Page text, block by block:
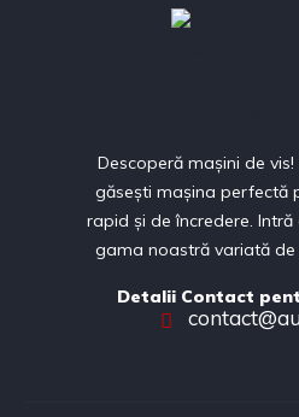
Descoperă mașini de
găsești mașina perfectă
rapid și de încredere.
gama noastră variată de
Detalii Contact